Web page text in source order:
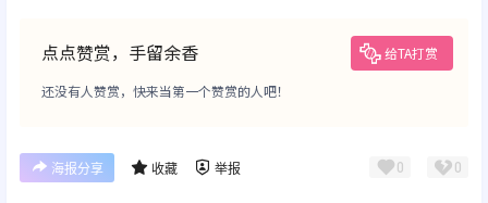
点点赞赏，手留余香 给TA打赏
还没有人赞赏，快来当第一个赞赏的人吧！
海报分享 收藏 举报 0 0